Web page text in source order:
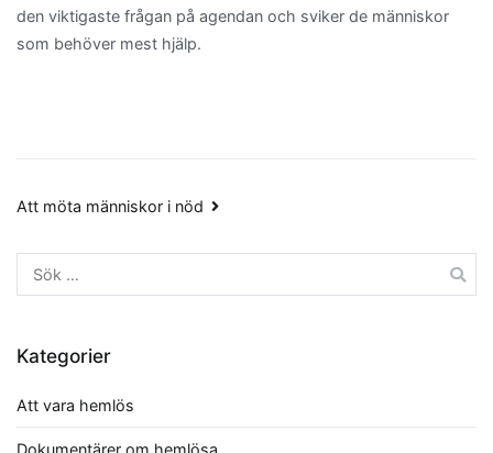
den viktigaste frågan på agendan och sviker de människor
som behöver mest hjälp.
Inläggsnavigering
Att möta människor i nöd
Sök
efter:
Kategorier
Att vara hemlös